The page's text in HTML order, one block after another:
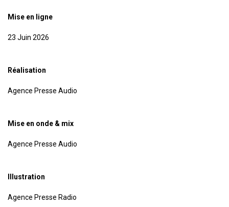
Mise en ligne
23 Juin 2026
Réalisation
Agence Presse Audio
Mise en onde & mix
Agence Presse Audio
Illustration
Agence Presse Radio